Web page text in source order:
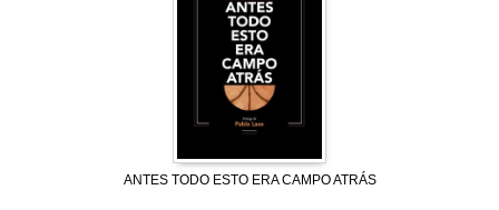
ANTES TODO ESTO ERA CAMPO ATRÁS